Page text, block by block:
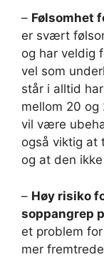
– Følsomhet
er svært
og har veldig
vel som
står i alltid
mellom 20
vil være
også viktig at
og at den
– Høy risiko
soppangrep
et problem
mer